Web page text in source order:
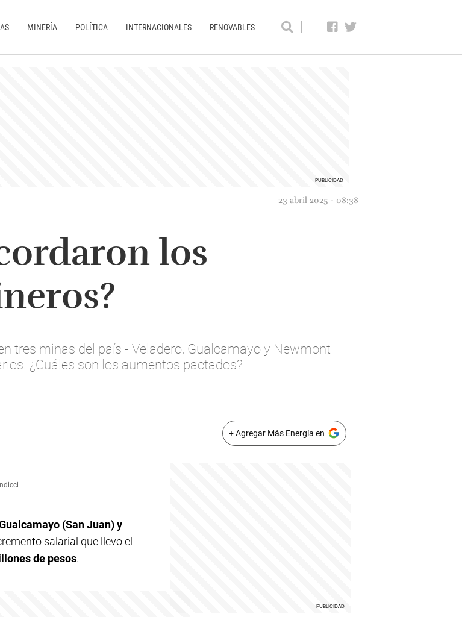
MINERÍA POLÍTICA INTERNACIONALES RENOVABLES
23 abril 2025 - 08:38
los
tres minas del país - Veladero, Gualcamayo y Newmont
¿Cuáles son los aumentos pactados?
+ Agregar Más Energía en
(San Juan) y
salarial que llevo el
de pesos.